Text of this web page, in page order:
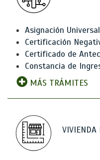
Asignación
Certificación
Certificado de
Constancia de
MÁS TRÁMITES
VIVIENDA